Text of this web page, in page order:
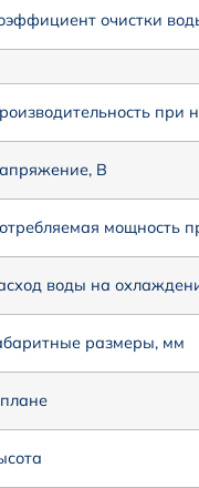
очистки
В
мощность
воды на
размеры, мм